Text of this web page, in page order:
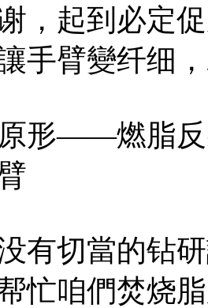
，起到必定
手臂變纤细
形——燃脂反
有切當的钻
忙咱們焚烧